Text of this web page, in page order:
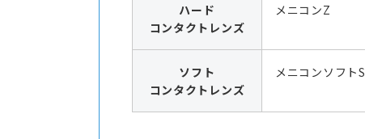
ハード
コンタクトレンズ
メニコンZ
ソフト
コンタクトレンズ
メニコンソフトS